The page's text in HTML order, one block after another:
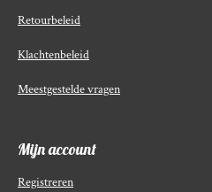
Retourbeleid
Klachtenbeleid
Meestgestelde vragen
Mijn account
Registreren